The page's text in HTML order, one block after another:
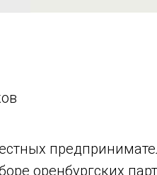
оренбургских